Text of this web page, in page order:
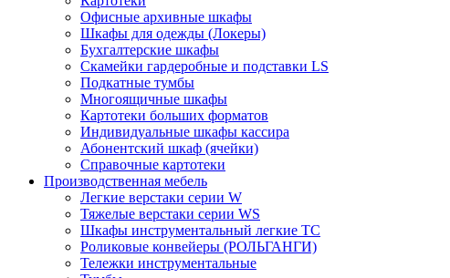
Офисные архивные шкафы
Шкафы для одежды (Локеры)
Бухгалтерские шкафы
Скамейки гардеробные и подставки LS
Подкатные тумбы
Многоящичные шкафы
Картотеки больших форматов
Индивидуальные шкафы кассира
Абонентский шкаф (ячейки)
Справочные картотеки
Производственная мебель
Легкие верстаки серии W
Тяжелые верстаки серии WS
Шкафы инструментальный легкие ТС
Роликовые конвейеры (РОЛЬГАНГИ)
Тележки инструментальные